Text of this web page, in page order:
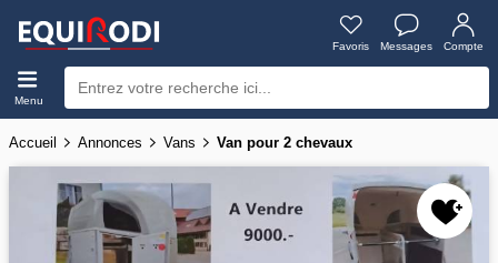
Favoris Messages Compte
Menu
Accueil Annonces Vans Van pour 2 chevaux